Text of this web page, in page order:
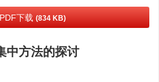
PDF下载 (834 KB)
中方法的探讨